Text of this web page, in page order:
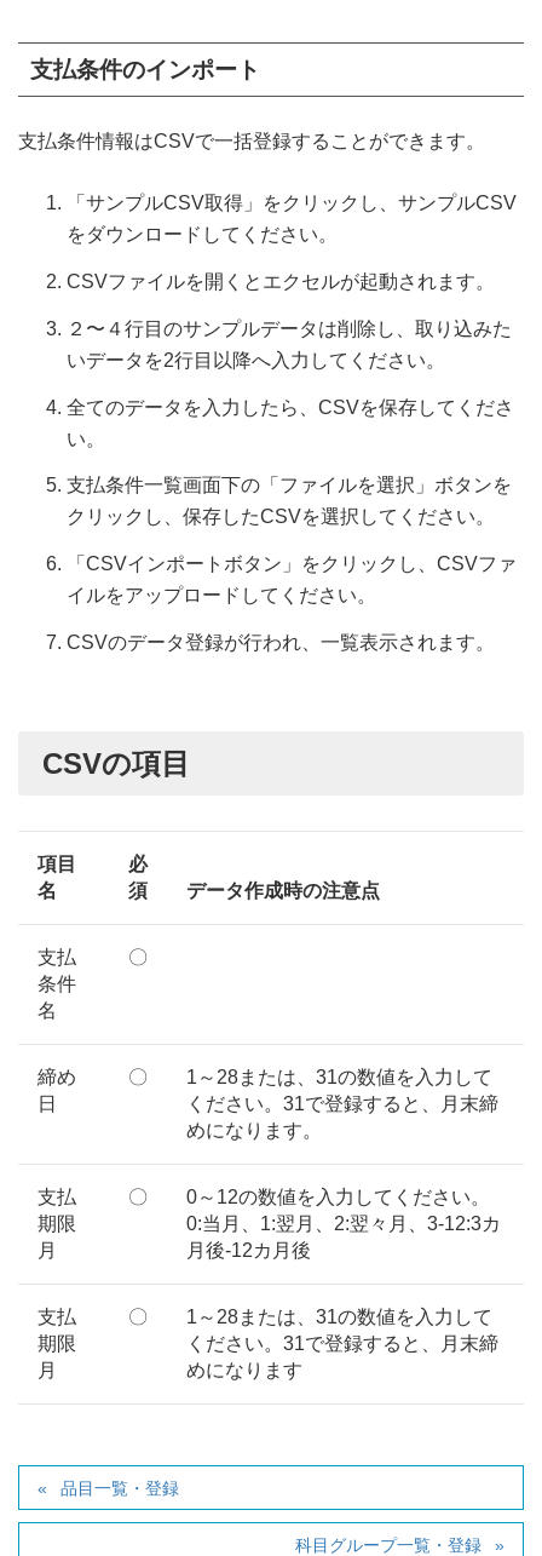
支払条件のインポート
支払条件情報はCSVで一括登録することができます。
「サンプルCSV取得」をクリックし、サンプルCSV
をダウンロードしてください。
CSVファイルを開くとエクセルが起動されます。
２〜４行目のサンプルデータは削除し、取り込みた
いデータを2行目以降へ入力してください。
全てのデータを入力したら、CSVを保存してくださ
い。
支払条件一覧画面下の「ファイルを選択」ボタンを
クリックし、保存したCSVを選択してください。
「CSVインポートボタン」をクリックし、CSVファ
イルをアップロードしてください。
CSVのデータ登録が行われ、一覧表示されます。
CSVの項目
項目
名
必
須
データ作成時の注意点
支払
条件
名
〇
締め
日
〇
1～28または、31の数値を入力して
ください。31で登録すると、月末締
めになります。
支払
期限
月
〇
0～12の数値を入力してください。
0:当月、1:翌月、2:翌々月、3-12:3カ
月後-12カ月後
支払
期限
月
〇
1～28または、31の数値を入力して
ください。31で登録すると、月末締
めになります
品目一覧・登録
科目グループ一覧・登録